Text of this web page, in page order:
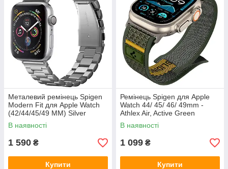
Металевий ремінець Spigen
Modern Fit для Apple Watch
(42/44/45/49 MM) Silver
(062MP25404)
В наявності
1 590 ₴
Купити
Ремінець Spigen для Apple
Watch 44/ 45/ 46/ 49mm -
Athlex Air, Active Green
(AMP09035)
В наявності
1 099 ₴
Купити